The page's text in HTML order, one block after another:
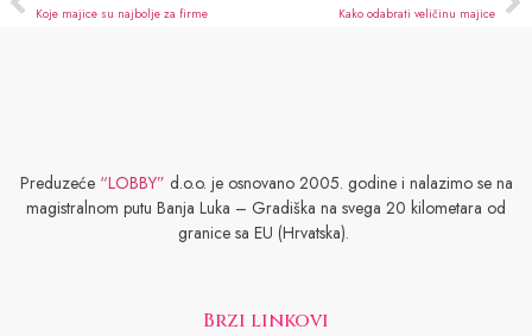
Koje majice su najbolje za firme Kako odabrati veličinu majice
Preduzeće “LOBBY” d.o.o. je osnovano 2005. godine i nalazimo se na
magistralnom putu Banja Luka – Gradiška na svega 20 kilometara od
granice sa EU (Hrvatska).
Brzi linkovi